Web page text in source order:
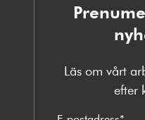
Läs om vårt
efter